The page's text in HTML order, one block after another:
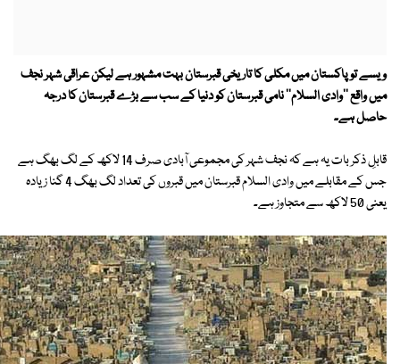
ویسے تو پاکستان میں مکلی کا تاریخی قبرستان بہت مشہور ہے لیکن عراقی شہر نجف
میں واقع ''وادی السلام'' نامی قبرستان کو دنیا کے سب سے بڑے قبرستان کا درجہ
حاصل ہے۔
قابلِ ذکر بات یہ ہے کہ نجف شہر کی مجموعی آبادی صرف 14 لاکھ کے لگ بھگ ہے
جس کے مقابلے میں وادی السلام قبرستان میں قبروں کی تعداد لگ بھگ 4 گنا زیادہ
یعنی 50 لاکھ سے متجاوز ہے۔